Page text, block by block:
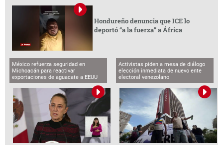
Hondureño denuncia que ICE lo
deportó “a la fuerza” a África
México refuerza seguridad en
Michoacán para reactivar
exportaciones de aguacate a EEUU
Activistas piden a mesa de diálogo
elección inmediata de nuevo ente
electoral venezolano